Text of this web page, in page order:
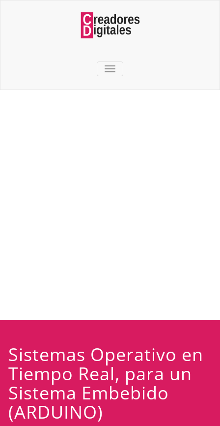
TOGGLE NAVIGATION
Sistemas Operativo en
Tiempo Real, para un
Sistema Embebido
(ARDUINO)